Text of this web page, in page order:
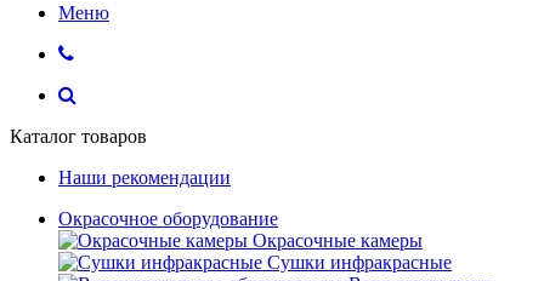
Меню
Каталог товаров
Наши рекомендации
Окрасочное оборудование
Окрасочные камеры
Сушки инфракрасные